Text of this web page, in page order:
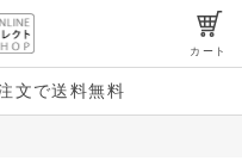
カート
文で送料無料